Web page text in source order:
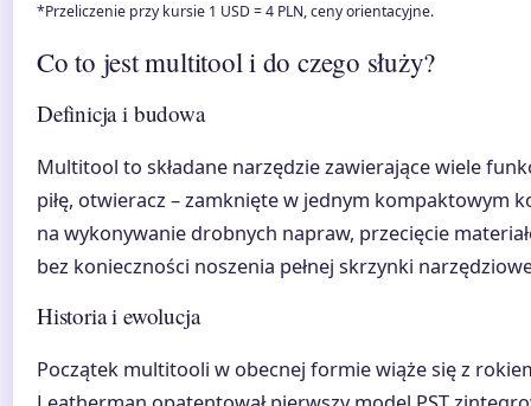
*Przeliczenie przy kursie 1 USD = 4 PLN, ceny orientacyjne.
Co to jest multitool i do czego służy?
Definicja i budowa
Multitool to składane narzędzie zawierające wiele
piłę, otwieracz – zamknięte w jednym kompaktowym
na wykonywanie drobnych napraw, przecięcie
bez konieczności noszenia pełnej skrzynki
Historia i ewolucja
Początek multitooli w obecnej formie wiąże się z